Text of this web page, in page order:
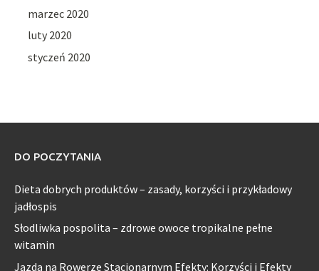
marzec 2020
luty 2020
styczeń 2020
DO POCZYTANIA
Dieta dobrych produktów – zasady, korzyści i przykładowy
jadłospis
Słodliwka pospolita – zdrowe owoce tropikalne pełne
witamin
Jazda na Rowerze Stacjonarnym Efekty: Korzyści i Efekty